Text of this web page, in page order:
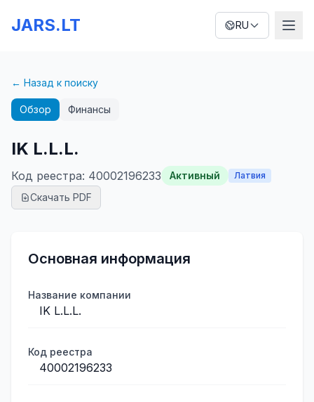
JARS.LT RU
← Назад к поиску
Обзор Финансы
IK L.L.L.
Код реестра: 40002196233 Активный Латвия
Скачать PDF
Основная информация
Название компании
IK L.L.L.
Код реестра
40002196233